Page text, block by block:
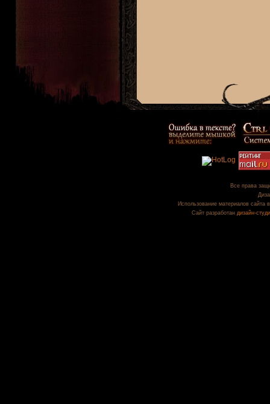
Все права
Использование материалов сайта
Сайт разработан дизайн-